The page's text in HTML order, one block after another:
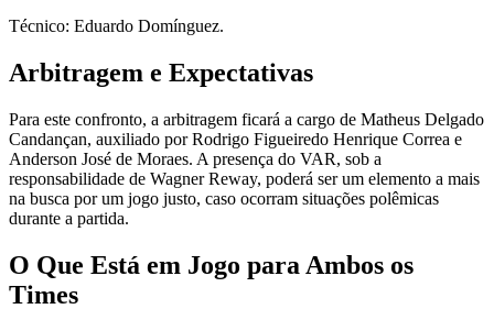
Técnico: Eduardo Domínguez.
Arbitragem e Expectativas
Para este confronto, a arbitragem ficará a cargo de Matheus Delgado
Candançan, auxiliado por Rodrigo Figueiredo Henrique Correa e
Anderson José de Moraes. A presença do VAR, sob a
responsabilidade de Wagner Reway, poderá ser um elemento a mais
na busca por um jogo justo, caso ocorram situações polêmicas
durante a partida.
O Que Está em Jogo para Ambos os
Times